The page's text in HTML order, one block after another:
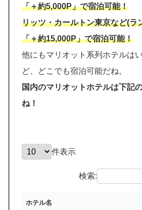
「＋約5,000P」で宿泊可能！
リッツ・カールトン東京など(ラ
「＋約15,000P」で宿泊可能！
他にもマリオット系列ホテルは
ど、どこでも宿泊可能だね。
国内のマリオットホテルは下記
ね！
件表示
検索:
ホテル名